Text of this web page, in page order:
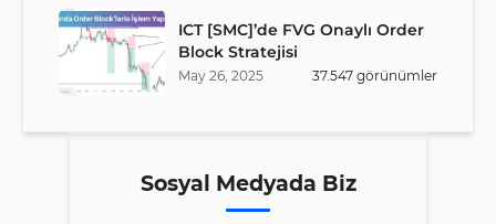
ICT [SMC]’de FVG Onaylı Order
Block Stratejisi
May 26, 2025 37.547 görünümler
Sosyal Medyada Biz